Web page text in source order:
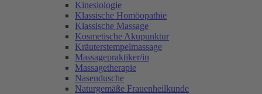
Kinesiologie
Klassische Homöopathie
Klassische Massage
Kosmetische Akupunktur
Kräuterstempelmassage
Massagepraktiker/in
Massagetherapie
Nasendusche
Naturgemäße Frauenheilkunde